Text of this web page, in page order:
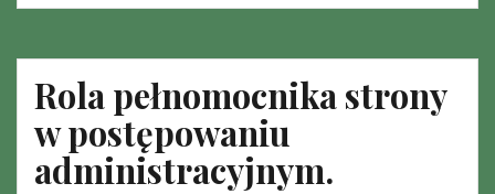
Rola pełnomocnika strony
w postępowaniu
administracyjnym.